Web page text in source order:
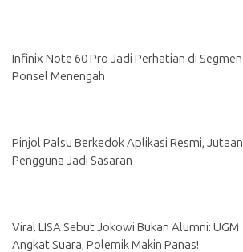
Infinix Note 60 Pro Jadi Perhatian di Segmen
Ponsel Menengah
Pinjol Palsu Berkedok Aplikasi Resmi, Jutaan
Pengguna Jadi Sasaran
Viral LISA Sebut Jokowi Bukan Alumni: UGM
Angkat Suara, Polemik Makin Panas!